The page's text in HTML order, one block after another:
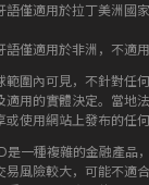
語僅適用於拉丁美洲國
僅適用於非洲，不適
範圍內可見，不針對任
適用的實體決定。當地
使用網站上發布的任何
是一種複雜的金融產品
易風險較大，可能不適